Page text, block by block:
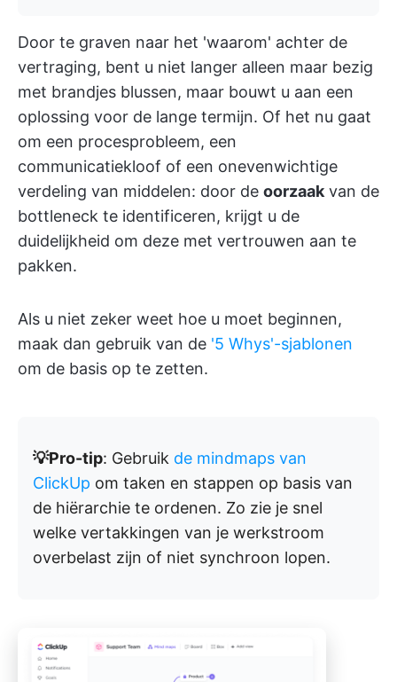
Door te graven naar het 'waarom' achter de
vertraging, bent u niet langer alleen maar bezig
met brandjes blussen, maar bouwt u aan een
oplossing voor de lange termijn. Of het nu gaat
om een procesprobleem, een
communicatiekloof of een onevenwichtige
verdeling van middelen: door de oorzaakvan de
bottleneck te identificeren, krijgt u de
duidelijkheid om deze met vertrouwen aan te
pakken.
Als u niet zeker weet hoe u moet beginnen,
maak dan gebruik van de '5 Whys'-sjablonen
om de basis op te zetten.
💡Pro-tip: Gebruik de mindmaps van
ClickUp om taken en stappen op basis van
de hiërarchie te ordenen. Zo zie je snel
welke vertakkingen van je werkstroom
overbelast zijn of niet synchroon lopen.